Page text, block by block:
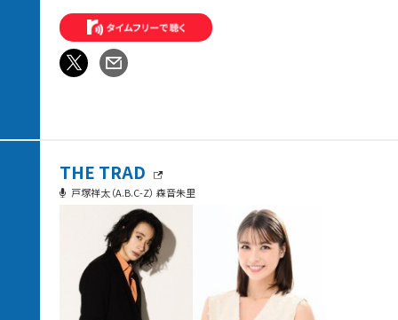
THE TRAD
戸塚祥太（A.B.C-Z） 森音朱里